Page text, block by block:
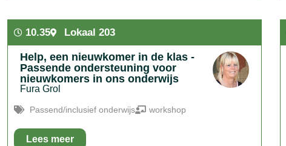
10.35 Lokaal 203
Help, een nieuwkomer in de klas -
Passende ondersteuning voor
nieuwkomers in ons onderwijs
Fura Grol
Passend/inclusief onderwijs workshop
Lees meer